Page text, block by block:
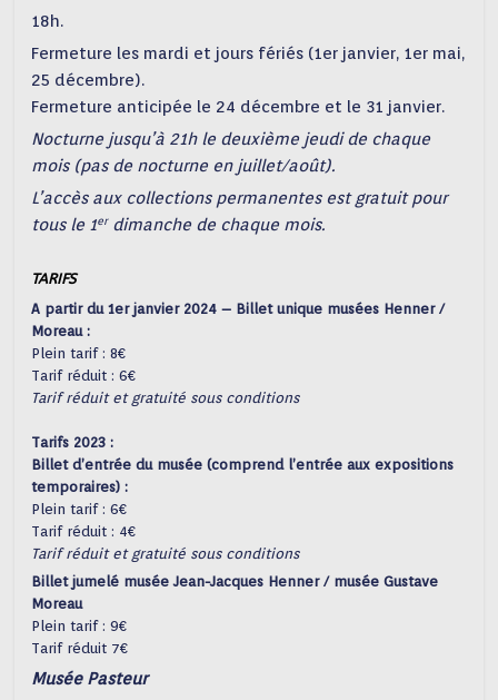
18h.
Fermeture les mardi et jours fériés (1er janvier, 1er mai,
25 décembre).
Fermeture anticipée le 24 décembre et le 31 janvier.
Nocturne jusqu’à 21h le deuxième jeudi de chaque
mois (pas de nocturne en juillet/août).
L’accès aux collections permanentes est gratuit pour
tous le 1erdimanche de chaque mois.
TARIFS
A partir du 1er janvier 2024 – Billet unique musées Henner /
Moreau :
Plein tarif : 8€
Tarif réduit : 6€
Tarif réduit et gratuité sous conditions
Tarifs 2023 :
Billet d’entrée du musée (comprend l’entrée aux expositions
temporaires) :
Plein tarif : 6€
Tarif réduit : 4€
Tarif réduit et gratuité sous conditions
Billet jumelé musée Jean-Jacques Henner / musée Gustave
Moreau
Plein tarif : 9€
Tarif réduit 7€
Musée Pasteur